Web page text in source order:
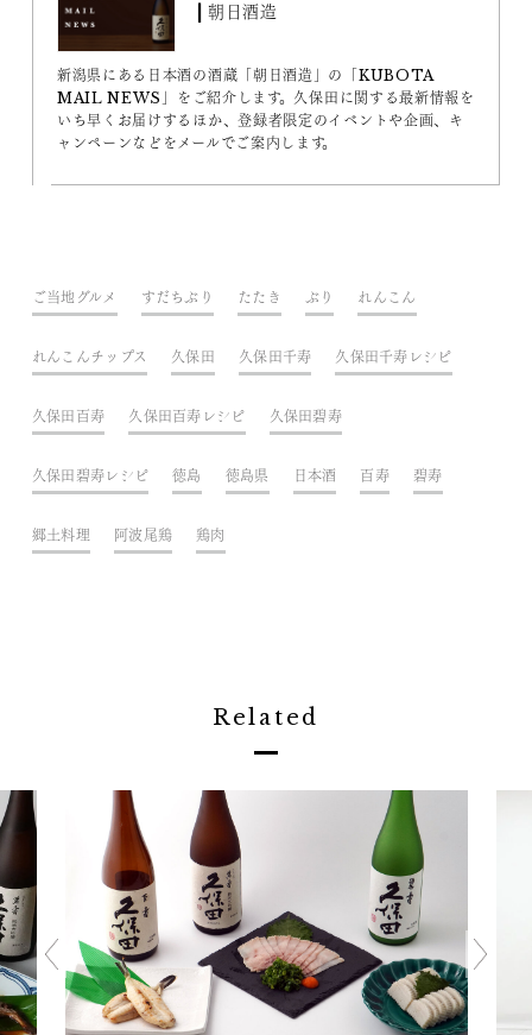
| 朝日酒造
新潟県にある日本酒の酒蔵「朝日酒造」の「KUBOTA
MAIL NEWS」をご紹介します。久保田に関する最新情報を
いち早くお届けするほか、登録者限定のイベントや企画、キ
ャンペーンなどをメールでご案内します。
ご当地グルメ すだちぶり たたき ぶり れんこん
れんこんチップス 久保田 久保田千寿 久保田千寿レシピ
久保田百寿 久保田百寿レシピ 久保田碧寿
久保田碧寿レシピ 徳島 徳島県 日本酒 百寿 碧寿
郷土料理 阿波尾鶏 鶏肉
Related